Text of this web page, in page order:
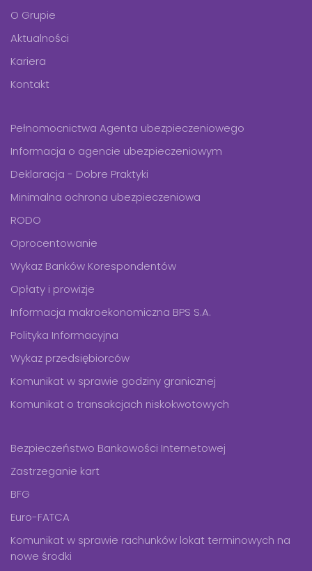
O Grupie
Aktualności
Kariera
Kontakt
Pełnomocnictwa Agenta ubezpieczeniowego
Informacja o agencie ubezpieczeniowym
Deklaracja - Dobre Praktyki
Minimalna ochrona ubezpieczeniowa
RODO
Oprocentowanie
Wykaz Banków Korespondentów
Opłaty i prowizje
Informacja makroekonomiczna BPS S.A.
Polityka Informacyjna
Wykaz przedsiębiorców
Komunikat w sprawie godziny granicznej
Komunikat o transakcjach niskokwotowych
Bezpieczeństwo Bankowości Internetowej
Zastrzeganie kart
BFG
Euro-FATCA
Komunikat w sprawie rachunków lokat terminowych na
nowe środki